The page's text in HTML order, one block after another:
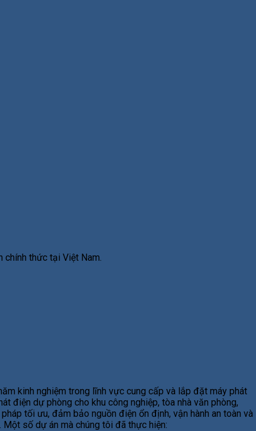
chính thức tại Việt Nam.
kinh nghiệm trong lĩnh vực cung cấp và lắp đặt máy phát
điện dự phòng cho khu công nghiệp, tòa nhà văn phòng,
tối ưu, đảm bảo nguồn điện ổn định, vận hành an toàn và
số dự án mà chúng tôi đã thực hiện: